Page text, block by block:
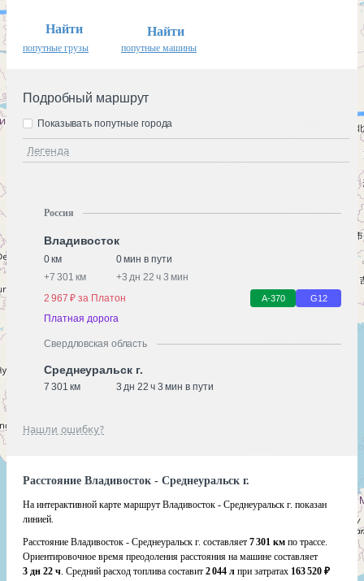
Найти
попутные грузы
Найти
попутные машины
Подробный маршрут
Легенда
Показывать попутные города
Россия
Владивосток
0 км
0 мин в пути
+7 301 км +3 дн 22 ч 3 мин
2 967 ₽ за Платон
А-370 G12
Платная дорога
Свердловская область
Среднеуральск г.
7 301 км 3 дн 22 ч 3 мин в пути
Нашли ошибку?
Расстояние Владивосток - Среднеуральск г.
На интерактивной карте маршрут Владивосток - Среднеуральск г. показан
линией.
Расстояние Владивосток - Среднеуральск г. составляет 7 301 км по трассе.
Ориентировочное время преодоления расстояния на машине составляет
3 дн 22 ч. Средний расход топлива составит 2 044 л при затратах 163 520 ₽